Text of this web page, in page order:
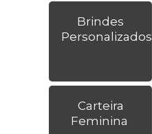
Brindes
Personalizados
Carteira
Feminina